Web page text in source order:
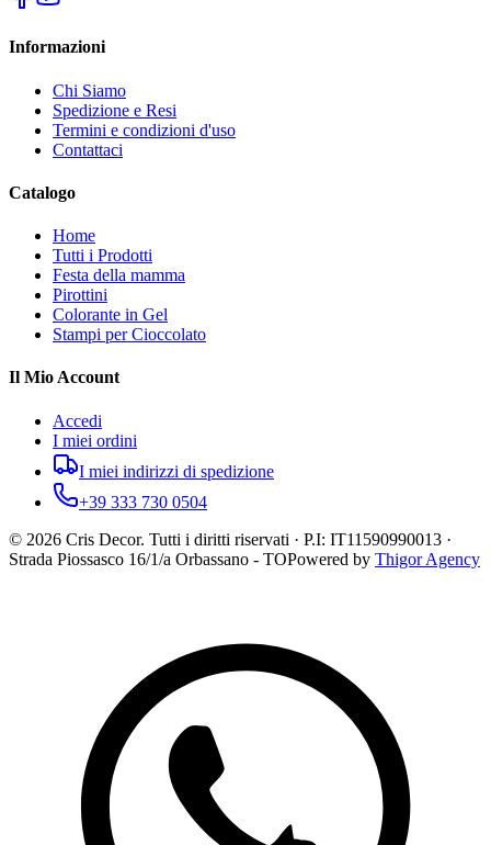
Informazioni
Chi Siamo
Spedizione e Resi
Termini e condizioni d'uso
Contattaci
Catalogo
Home
Tutti i Prodotti
Festa della mamma
Pirottini
Colorante in Gel
Stampi per Cioccolato
Il Mio Account
Accedi
I miei ordini
I miei indirizzi di spedizione
+39 333 730 0504
© 2026 Cris Decor. Tutti i diritti riservati · P.I: IT11590990013 ·
Strada Piossasco 16/1/a Orbassano - TOPowered by Thigor Agency